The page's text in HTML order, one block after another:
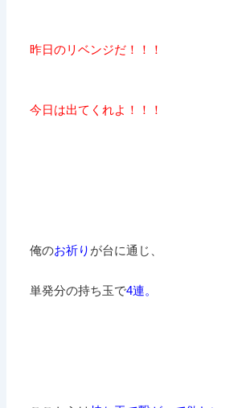
昨日のリベンジだ！！！
今日は出てくれよ！！！
俺のお祈り が台に通じ、
単発分の持ち玉で4連。